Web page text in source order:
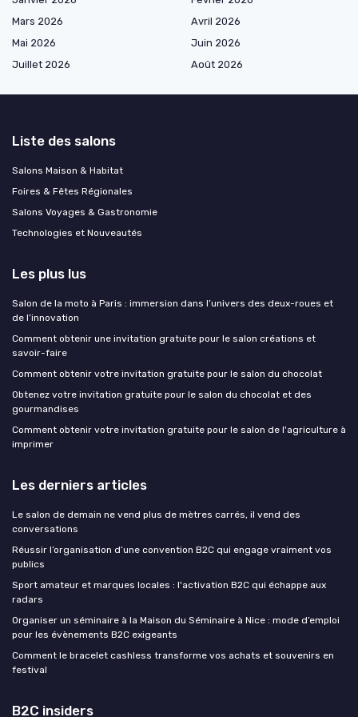
Mars 2026
Avril 2026
Mai 2026
Juin 2026
Juillet 2026
Août 2026
Liste des salons
Salons Maison & Habitat
Foires & Fêtes Régionales
Salons Voyages & Gastronomie
Technologies et Nouveautés
Les plus lus
Salon de la moto à Paris : immersion dans l’univers des deux-roues et
de l’innovation
Comment obtenir une invitation gratuite pour le salon créations et
savoir-faire
Comment obtenir votre invitation gratuite pour le salon du chocolat
Obtenez votre invitation gratuite pour le salon du chocolat et des
gourmandises
Comment obtenir votre invitation gratuite pour le salon de l'agriculture à
imprimer
Les derniers articles
Le salon de demain ne vend plus de mètres carrés, il vend des
conversations
Réussir l’organisation d’une convention B2C qui engage vraiment vos
publics
Sport amateur et marques locales : l'activation B2C qui échappe aux
radars
Organiser un séminaire à la Maison du Séminaire à Nice : mode d’emploi
pour les évènements B2C exigeants
Comment le bracelet cashless transforme vos achats et souvenirs en
festival
B2C insiders